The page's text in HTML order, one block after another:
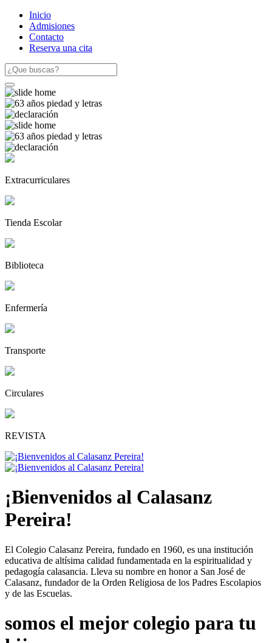
Inicio
Admisiones
Contacto
Reserva una cita
Extracurriculares
Tienda Escolar
Biblioteca
Enfermería
Transporte
Circulares
REVISTA
¡Bienvenidos al Calasanz
Pereira!
El Colegio Calasanz Pereira, fundado en 1960, es una institución
educativa de altísima calidad fundamentada en la espiritualidad y
pedagogía calasancia. Lleva su nombre en honor a San José de
Calasanz, fundador de la Orden Religiosa de los Padres Escolapios
y de las Escuelas.
somos el mejor colegio para tu